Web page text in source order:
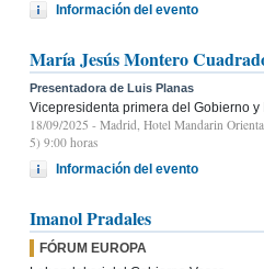
Información del evento
María Jesús Montero
Presentadora de Luis Planas
Vicepresidenta primera del Gobierno
18/09/2025 - Madrid, Hotel Mandarin
5) 9:00 horas
Información del evento
Imanol Pradales
FÓRUM EUROPA